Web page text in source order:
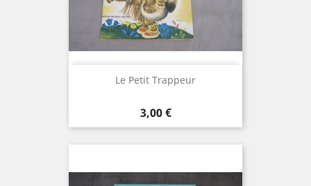
Le Petit Trappeur
Prix
3,00 €